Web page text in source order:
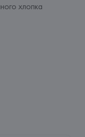
хлопка